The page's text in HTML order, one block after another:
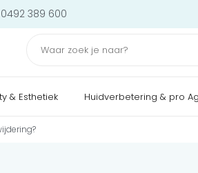
0492 389 600
& Esthetiek Huidverbetering & pro